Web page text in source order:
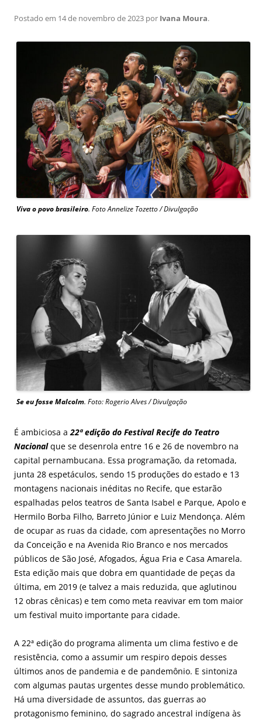
Postado em 14 de novembro de 2023 por Ivana Moura.
Viva o povo brasileiro. Foto Annelize Tozetto / Divulgação
Se eu fosse Malcolm. Foto: Rogerio Alves / Divulgação
É ambiciosa a22ª edição do Festival Recife do Teatro
Nacionalque se desenrola entre 16 e 26 de novembro na
capital pernambucana. Essa programação, da retomada,
junta 28 espetáculos, sendo 15 produções do estado e 13
montagens nacionais inéditas no Recife, que estarão
espalhadas pelos teatros de Santa Isabel e Parque, Apolo e
Hermilo Borba Filho, Barreto Júnior e Luiz Mendonça. Além
de ocupar as ruas da cidade, com apresentações no Morro
da Conceição e na Avenida Rio Branco e nos mercados
públicos de São José, Afogados, Água Fria e Casa Amarela.
Esta edição mais que dobra em quantidade de peças da
última, em 2019 (e talvez a mais reduzida, que aglutinou
12 obras cênicas) e tem como meta reavivar em tom maior
um festival muito importante para cidade.
A 22ª edição do programa alimenta um clima festivo e de
resistência, como a assumir um respiro depois desses
últimos anos de pandemia e de pandemônio. E sintoniza
com algumas pautas urgentes desse mundo problemático.
Há uma diversidade de assuntos, das guerras ao
protagonismo feminino, do sagrado ancestral indígena às